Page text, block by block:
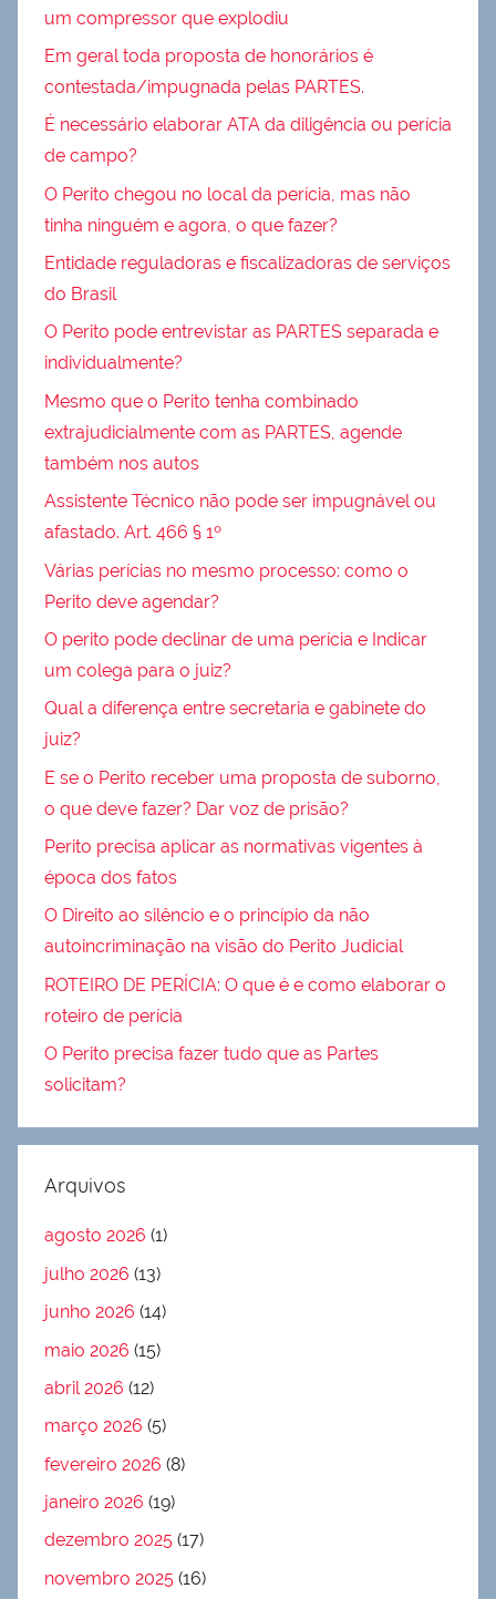
um compressor que explodiu
Em geral toda proposta de honorários é
contestada/impugnada pelas PARTES.
É necessário elaborar ATA da diligência ou perícia
de campo?
O Perito chegou no local da perícia, mas não
tinha ninguém e agora, o que fazer?
Entidade reguladoras e fiscalizadoras de serviços
do Brasil
O Perito pode entrevistar as PARTES separada e
individualmente?
Mesmo que o Perito tenha combinado
extrajudicialmente com as PARTES, agende
também nos autos
Assistente Técnico não pode ser impugnável ou
afastado. Art. 466 § 1º
Várias perícias no mesmo processo: como o
Perito deve agendar?
O perito pode declinar de uma perícia e Indicar
um colega para o juiz?
Qual a diferença entre secretaria e gabinete do
juiz?
E se o Perito receber uma proposta de suborno,
o que deve fazer? Dar voz de prisão?
Perito precisa aplicar as normativas vigentes à
época dos fatos
O Direito ao silêncio e o princípio da não
autoincriminação na visão do Perito Judicial
ROTEIRO DE PERÍCIA: O que é e como elaborar o
roteiro de perícia
O Perito precisa fazer tudo que as Partes
solicitam?
Arquivos
agosto 2026 (1)
julho 2026 (13)
junho 2026 (14)
maio 2026 (15)
abril 2026 (12)
março 2026 (5)
fevereiro 2026 (8)
janeiro 2026 (19)
dezembro 2025 (17)
novembro 2025 (16)